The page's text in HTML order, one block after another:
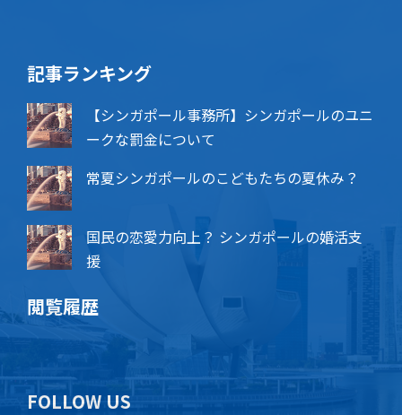
記事ランキング
【シンガポール事務所】シンガポールのユニ
ークな罰金について
常夏シンガポールのこどもたちの夏休み？
国民の恋愛力向上？ シンガポールの婚活支
援
閲覧履歴
FOLLOW US